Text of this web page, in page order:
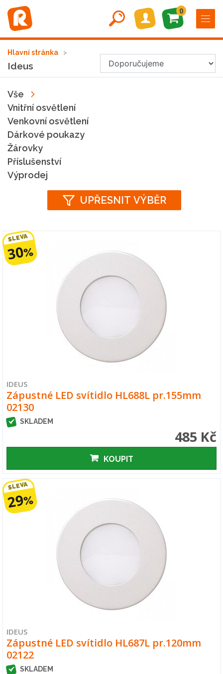
0
Hlavní stránka
Ideus
Vše
Vnitřní osvětlení
Venkovní osvětlení
Dárkové poukazy
Žárovky
Příslušenství
Výprodej
UPŘESNIT VÝBĚR
SLEVA
30%
IDEUS
Zápustné LED svítidlo HL688L pr.155mm
02130
SKLADEM
485 Kč
KOUPIT
SLEVA
29%
IDEUS
Zápustné LED svítidlo HL687L pr.120mm
02122
SKLADEM